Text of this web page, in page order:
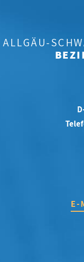
ALLGÄU-
E-